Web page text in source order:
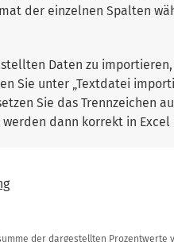
der einzelnen Spalten
Daten zu
Sie unter „Textdatei
Sie das Trennzeichen
werden dann korrekt in Excel
der dargestellten Prozentwerte